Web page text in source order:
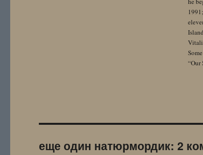
“Our
еще один натюрмордик: 2